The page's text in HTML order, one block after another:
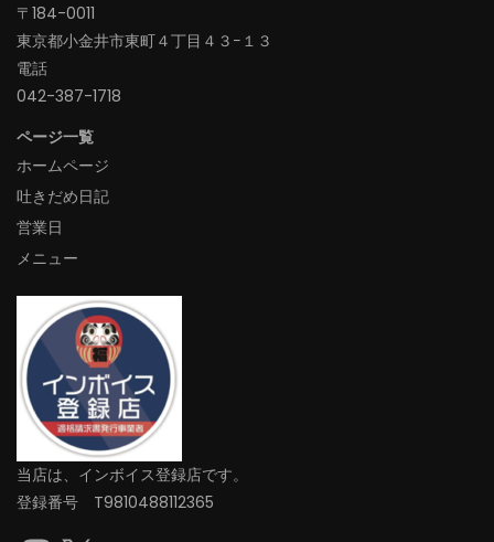
〒184-0011
東京都小金井市東町４丁目４３−１３
電話
042-387-1718‬
ページ一覧
ホームページ
吐きだめ日記
営業日
メニュー
当店は、インボイス登録店です。
登録番号 T9810488112365